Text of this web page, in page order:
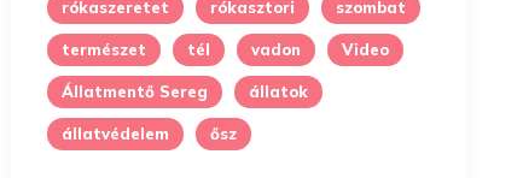
rókaszeretet rókasztori szombat
természet tél vadon Video
Állatmentő Sereg állatok
állatvédelem ősz